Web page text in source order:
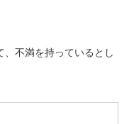
、不満を持っているとし